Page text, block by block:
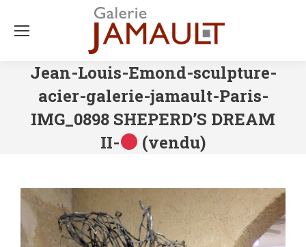
Jean-Louis-Emond-sculpture-
acier-galerie-jamault-Paris-
IMG_0898 SHEPERD’S DREAM
II-
(vendu)